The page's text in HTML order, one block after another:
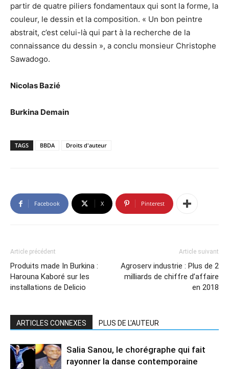
partir de quatre piliers fondamentaux qui sont la forme, la
couleur, le dessin et la composition. « Un bon peintre
abstrait, c’est celui-là qui part à la recherche de la
connaissance du dessin », a conclu monsieur Christophe
Sawadogo.
Nicolas Bazié
Burkina Demain
TAGS BBDA Droits d'auteur
Facebook X Pinterest
Article précédent
Produits made In Burkina :
Harouna Kaboré sur les
installations de Delicio
Article suivant
Agroserv industrie : Plus de 2
milliards de chiffre d’affaire
en 2018
ARTICLES CONNEXES PLUS DE L'AUTEUR
Salia Sanou, le chorégraphe qui fait
rayonner la danse contemporaine